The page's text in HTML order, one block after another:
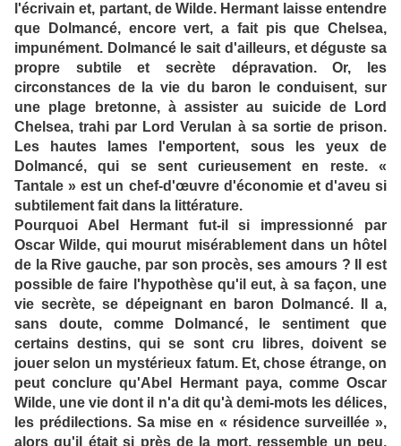
l'écrivain et, partant, de Wilde. Hermant laisse entendre
que Dolmancé, encore vert, a fait pis que Chelsea,
impunément. Dolmancé le sait d'ailleurs, et déguste sa
propre subtile et secrète dépravation. Or, les
circonstances de la vie du baron le conduisent, sur
une plage bretonne, à assister au suicide de Lord
Chelsea, trahi par Lord Verulan à sa sortie de prison.
Les hautes lames l'emportent, sous les yeux de
Dolmancé, qui se sent curieusement en reste. «
Tantale » est un chef-d'œuvre d'économie et d'aveu si
subtilement fait dans la littérature.
Pourquoi Abel Hermant fut-il si impressionné par
Oscar Wilde, qui mourut misérablement dans un hôtel
de la Rive gauche, par son procès, ses amours ? Il est
possible de faire l'hypothèse qu'il eut, à sa façon, une
vie secrète, se dépeignant en baron Dolmancé. Il a,
sans doute, comme Dolmancé, le sentiment que
certains destins, qui se sont cru libres, doivent se
jouer selon un mystérieux fatum. Et, chose étrange, on
peut conclure qu'Abel Hermant paya, comme Oscar
Wilde, une vie dont il n'a dit qu'à demi-mots les délices,
les prédilections. Sa mise en « résidence surveillée »,
alors qu'il était si près de la mort, ressemble un peu,